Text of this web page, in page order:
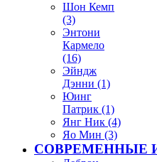
Шон Кемп
(3)
Энтони
Кармело
(16)
Эйндж
Дэнни (1)
Юинг
Патрик (1)
Янг Ник (4)
Яо Мин (3)
СОВРЕМЕННЫЕ